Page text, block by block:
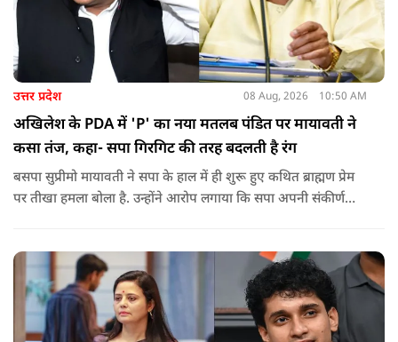
उत्तर प्रदेश 08 Aug, 2026 10:50 AM
अखिलेश के PDA में 'P' का नया मतलब पंडित पर मायावती ने
कसा तंज, कहा- सपा गिरगिट की तरह बदलती है रंग
बसपा सुप्रीमो मायावती ने सपा के हाल में ही शुरू हुए कथित ब्राह्मण प्रेम
पर तीखा हमला बोला है. उन्होंने आरोप लगाया कि सपा अपनी संकीर्ण